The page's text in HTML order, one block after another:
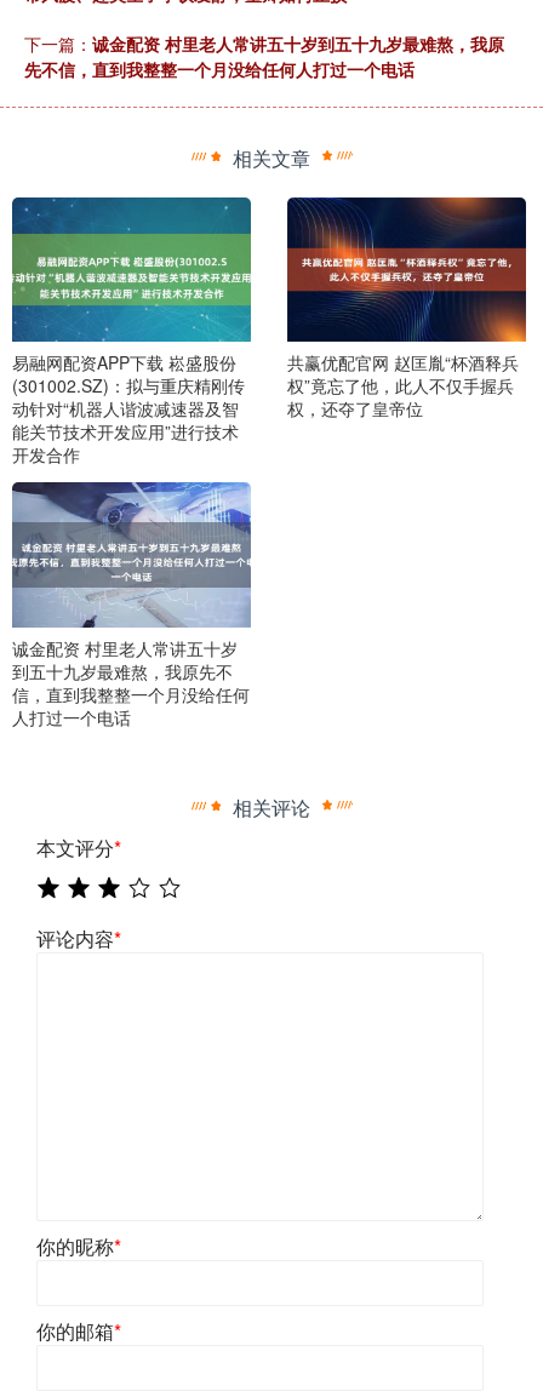
下一篇： 诚金配资 村里老人常讲五十岁到五十九岁最难熬，我原
先不信，直到我整整一个月没给任何人打过一个电话
相关文章
易融网配资APP下载 崧盛股份
(301002.SZ)：拟与重庆精刚传
动针对“机器人谐波减速器及智
能关节技术开发应用”进行技术
开发合作
共赢优配官网 赵匡胤“杯酒释兵
权”竟忘了他，此人不仅手握兵
权，还夺了皇帝位
诚金配资 村里老人常讲五十岁
到五十九岁最难熬，我原先不
信，直到我整整一个月没给任何
人打过一个电话
相关评论
本文评分*
评论内容*
你的昵称*
你的邮箱*